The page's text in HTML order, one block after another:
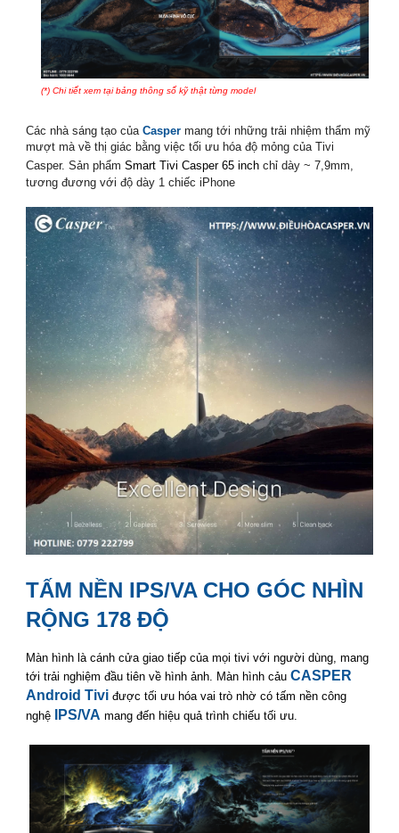
(*) Chi tiết xem tại bảng thông số kỹ thật từng model
Các nhà sáng tạo của Casper mang tới những trải nhiệm thẩm mỹ
mượt mà về thị giác bằng việc tối ưu hóa độ mỏng của Tivi
Casper. Sản phẩm Smart Tivi Casper 65 inch chỉ dày ~ 7,9mm,
tương đương với độ dày 1 chiếc iPhone
TẤM NỀN IPS/VA CHO GÓC NHÌN
RỘNG 178 ĐỘ
Màn hình là cánh cửa giao tiếp của mọi tivi với người dùng, mang
tới trải nghiệm đầu tiên về hình ảnh. Màn hình cảu CASPER
Android Tivi được tối ưu hóa vai trò nhờ có tấm nền công
nghệ
IPS/VA mang đến hiệu quả trình chiếu tối ưu.